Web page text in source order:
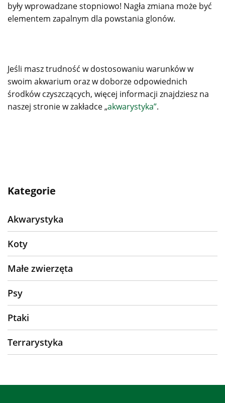
były wprowadzane stopniowo! Nagła zmiana może być
elementem zapalnym dla powstania glonów.
Jeśli masz trudność w dostosowaniu warunków w
swoim akwarium oraz w doborze odpowiednich
środków czyszczących, więcej informacji znajdziesz na
naszej stronie w zakładce „akwarystyka”.
Kategorie
Akwarystyka
Koty
Małe zwierzęta
Psy
Ptaki
Terrarystyka